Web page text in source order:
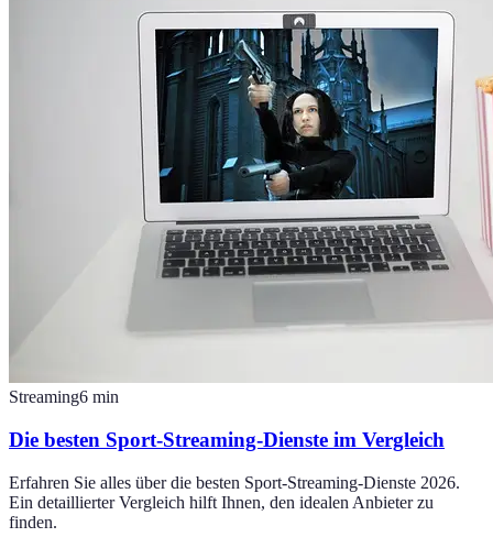
Streaming6 min
Die besten Sport-Streaming-Dienste im Vergleich
Erfahren Sie alles über die besten Sport-Streaming-Dienste 2026.
Ein detaillierter Vergleich hilft Ihnen, den idealen Anbieter zu
finden.